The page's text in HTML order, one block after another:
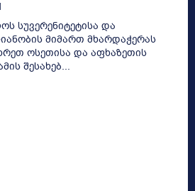
სუვერენიტეტისა და
მიმართ მხარდაჭერას
ოსეთისა და აფხაზეთის
შესახებ...